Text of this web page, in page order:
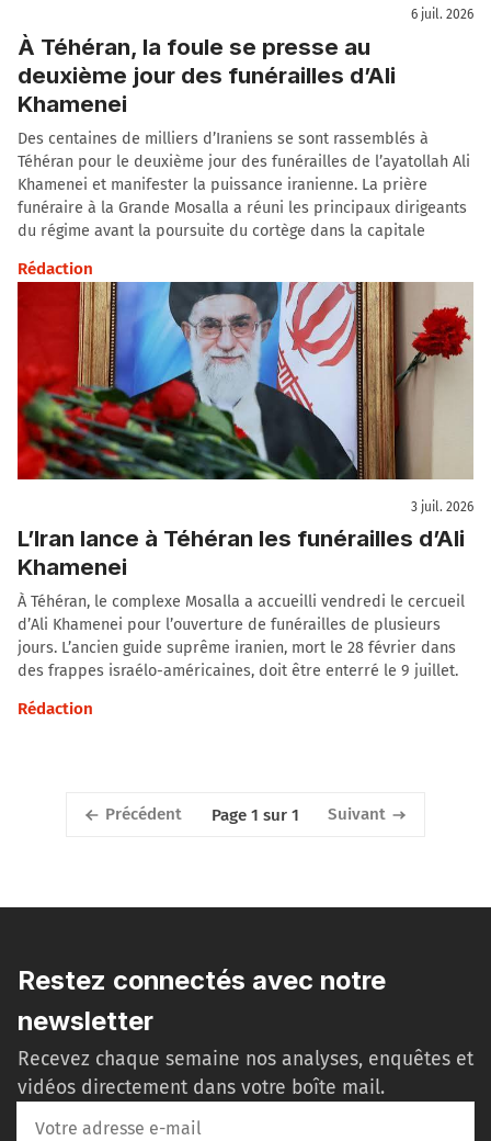
6 juil. 2026
À Téhéran, la foule se presse au
deuxième jour des funérailles d’Ali
Khamenei
Des centaines de milliers d’Iraniens se sont rassemblés à
Téhéran pour le deuxième jour des funérailles de l’ayatollah Ali
Khamenei et manifester la puissance iranienne. La prière
funéraire à la Grande Mosalla a réuni les principaux dirigeants
du régime avant la poursuite du cortège dans la capitale
Rédaction
3 juil. 2026
L’Iran lance à Téhéran les funérailles d’Ali
Khamenei
À Téhéran, le complexe Mosalla a accueilli vendredi le cercueil
d’Ali Khamenei pour l’ouverture de funérailles de plusieurs
jours. L’ancien guide suprême iranien, mort le 28 février dans
des frappes israélo-américaines, doit être enterré le 9 juillet.
Rédaction
Précédent Page 1 sur 1 Suivant
Restez connectés avec notre
newsletter
Recevez chaque semaine nos analyses, enquêtes et
vidéos directement dans votre boîte mail.